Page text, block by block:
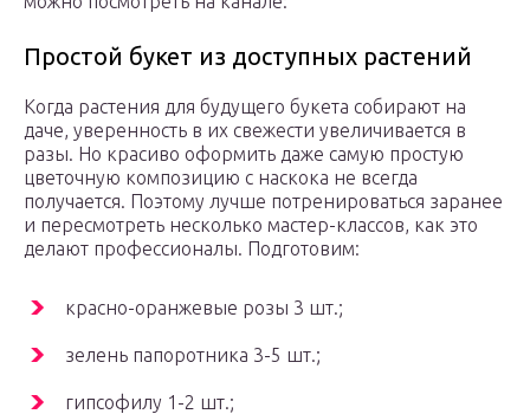
Простой букет из доступных растений
Когда растения для будущего букета собирают на
даче, уверенность в их свежести увеличивается в
разы. Но красиво оформить даже самую простую
цветочную композицию с наскока не всегда
получается. Поэтому лучше потренироваться заранее
и пересмотреть несколько мастер-классов, как это
делают профессионалы. Подготовим:
красно-оранжевые розы 3 шт.;
зелень папоротника 3-5 шт.;
гипсофилу 1-2 шт.;